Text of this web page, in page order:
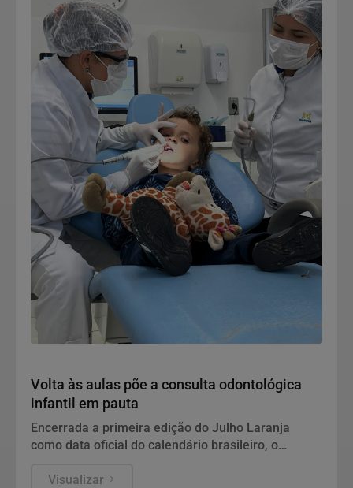
Volta às aulas põe a consulta odontológica
infantil em pauta
Encerrada a primeira edição do Julho Laranja
como data oficial do calendário brasileiro, o
a avaliação com o odontopediatra e para a
Visualizar